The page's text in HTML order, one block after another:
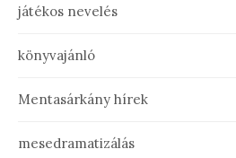
játékos nevelés
könyvajánló
Mentasárkány hírek
mesedramatizálás